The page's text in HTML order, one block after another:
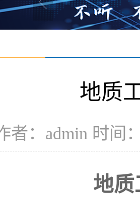
地质
者：admin 时间
地质